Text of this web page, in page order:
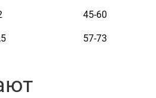
45-60
57-73